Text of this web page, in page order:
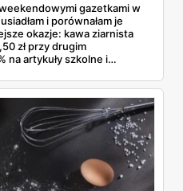
gazetkami w
i porównałam je
okazje: kawa ziarnista
zł przy drugim
na artykuły szkolne i
w sobotę z aplikacją. Aldi
Werdykt w skrócie:
po świeże warzywa jedź